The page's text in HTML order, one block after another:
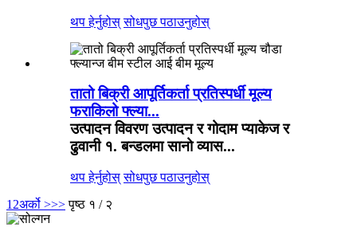
थप हेर्नुहोस् सोधपुछ पठाउनुहोस्
तातो बिक्री आपूर्तिकर्ता प्रतिस्पर्धी मूल्य
फराकिलो फ्ल्या...
उत्पादन विवरण उत्पादन र गोदाम प्याकेज र
ढुवानी १. बन्डलमा सानो व्यास...
थप हेर्नुहोस् सोधपुछ पठाउनुहोस्
1 2अर्को >>> पृष्ठ १ / २